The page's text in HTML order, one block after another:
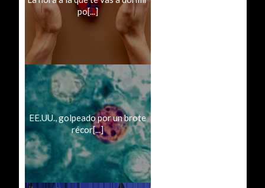
po[...]
EE.UU., golpeado por un brote
récor[...]